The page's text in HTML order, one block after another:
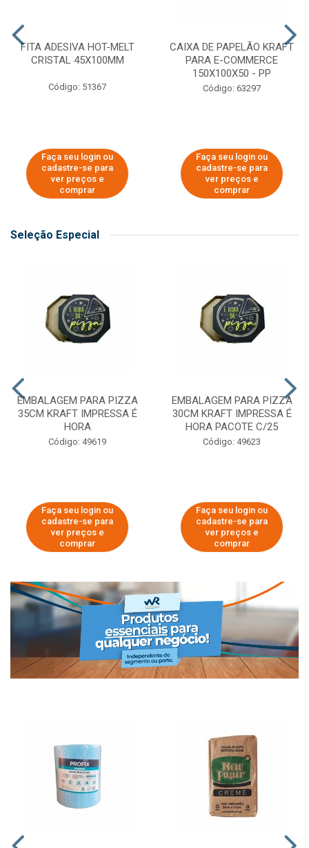
FITA ADESIVA HOT-MELT
CRISTAL 45X100MM
Código: 51367
Faça seu login ou
cadastre-se para
ver preços e
comprar
CAIXA DE PAPELÃO KRAFT
PARA E-COMMERCE
150X100X50 - PP
Código: 63297
Faça seu login ou
cadastre-se para
ver preços e
comprar
Seleção Especial
EMBALAGEM PARA PIZZA
35CM KRAFT IMPRESSA É
HORA
Código: 49619
Faça seu login ou
cadastre-se para
ver preços e
comprar
EMBALAGEM PARA PIZZA
30CM KRAFT IMPRESSA É
HORA PACOTE C/25
Código: 49623
Faça seu login ou
cadastre-se para
ver preços e
comprar